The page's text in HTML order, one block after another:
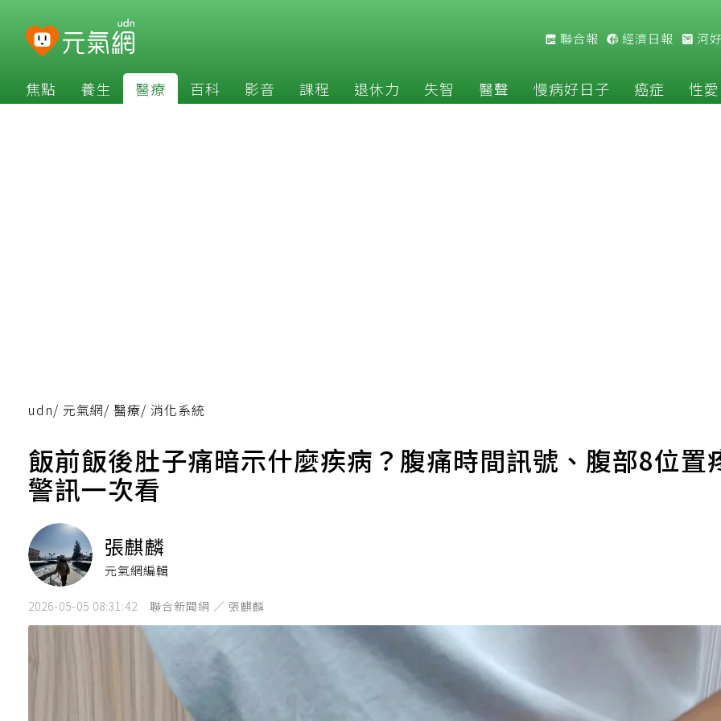
聯合報 經濟日報 河
焦點 養生 醫療 百科 影音 課程 退休力 失智 醫聲 慢病好日子 癌症 性愛
udn/ 元氣網/ 醫療/ 消化系統
飯前飯後肚子痛暗示什麼疾病？腹痛時間訊號、腹部8位置
警訊一次看
張麒麟
元氣網編輯
2026-05-05 08:31:42 聯合新聞網 ／ 張麒麟